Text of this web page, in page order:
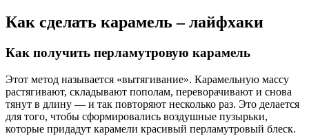
Как сделать карамель – лайфхаки
Как получить перламутровую карамель
Этот метод называется «вытягивание». Карамельную массу
растягивают, складывают пополам, переворачивают и снова
тянут в длину — и так повторяют несколько раз. Это делается
для того, чтобы сформировались воздушные пузырьки,
которые придадут карамели красивый перламутровый блеск.